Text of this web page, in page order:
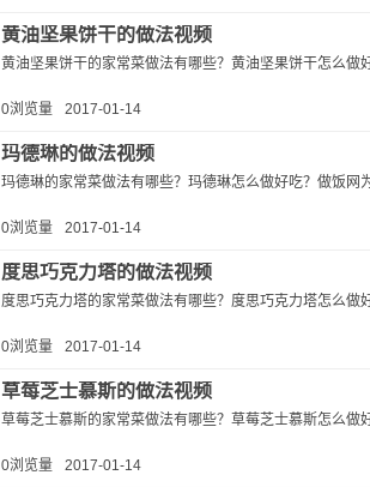
黄油坚果饼干的做法视频
黄油坚果饼干的家常菜做法有哪些？黄油坚果饼干怎么
0浏览量 2017-01-14
玛德琳的做法视频
玛德琳的家常菜做法有哪些？玛德琳怎么做好吃？做饭
0浏览量 2017-01-14
度思巧克力塔的做法视频
度思巧克力塔的家常菜做法有哪些？度思巧克力塔怎么
0浏览量 2017-01-14
草莓芝士慕斯的做法视频
草莓芝士慕斯的家常菜做法有哪些？草莓芝士慕斯怎么
0浏览量 2017-01-14